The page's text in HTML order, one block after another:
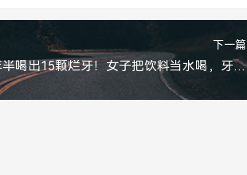
下一篇
一年半喝出15颗烂牙！女子把饮料当水喝，牙科医生的警告发人深省，一年半把饮料当水喝，女子喝烂15颗牙，牙医警告发人深省